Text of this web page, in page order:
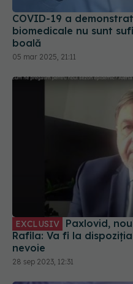
COVID-19 a
biomedicale nu sunt
boală
05 mar 2025, 21:11
EXCLUSIV
Rafila: Va fi la
nevoie
28 sep 2023, 12:31